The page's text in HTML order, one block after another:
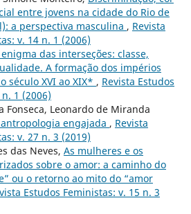
entre jovens na cidade do Rio de
a perspectiva masculina , Revista
v. 14 n. 1 (2006)
das interseções: classe,
A formação dos impérios
século XVI ao XIX* , Revista Estudos
1 (2006)
Fonseca, Leonardo de Miranda
engajada , Revista
v. 27 n. 3 (2019)
das Neves, As mulheres e os
sobre o amor: a caminho do
ou o retorno ao mito do “amor
Estudos Feministas: v. 15 n. 3